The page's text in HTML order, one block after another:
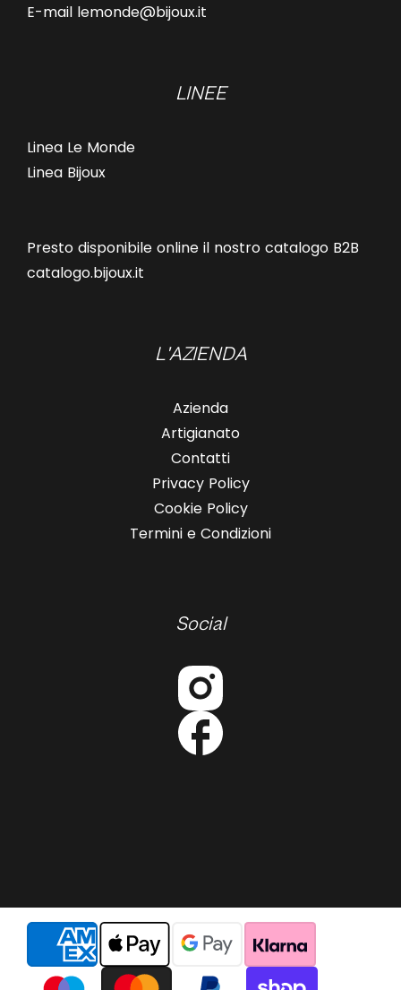
E-mail lemonde@bijoux.it
LINEE
Linea Le Monde
Linea Bijoux
Presto disponibile online il nostro catalogo B2B
catalogo.bijoux.it
L'AZIENDA
Azienda
Artigianato
Contatti
Privacy Policy
Cookie Policy
Termini e Condizioni
Social